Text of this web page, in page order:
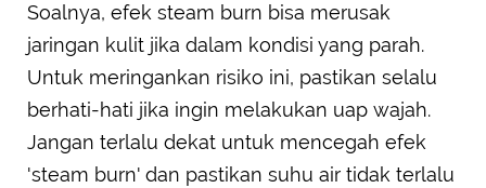
Soalnya, efek steam burn bisa merusak
jaringan kulit jika dalam kondisi yang parah.
Untuk meringankan risiko ini, pastikan selalu
berhati-hati jika ingin melakukan uap wajah.
Jangan terlalu dekat untuk mencegah efek
'steam burn' dan pastikan suhu air tidak terlalu